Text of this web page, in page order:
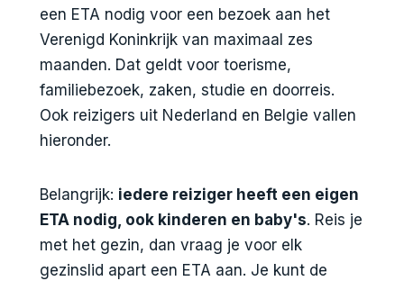
een ETA nodig voor een bezoek aan het
Verenigd Koninkrijk van maximaal zes
maanden. Dat geldt voor toerisme,
familiebezoek, zaken, studie en doorreis.
Ook reizigers uit Nederland en Belgie vallen
hieronder.
Belangrijk: iedere reiziger heeft een eigen
ETA nodig, ook kinderen en baby's. Reis je
met het gezin, dan vraag je voor elk
gezinslid apart een ETA aan. Je kunt de